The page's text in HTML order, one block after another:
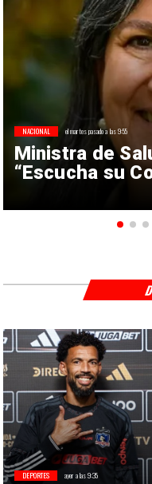
Ministra de
“Escucha su
NACIONAL el martes pasado a las 9:55
DEPORTES ayer a las 9:35